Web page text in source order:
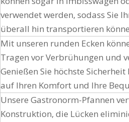
verwendet werden, sodass Sie
überall hin transportieren
Mit unseren runden Ecken
Tragen vor Verbrühungen und
Genießen Sie höchste
auf Ihren Komfort und Ihre
Unsere Gastronorm-Pfannen
Konstruktion, die Lücken